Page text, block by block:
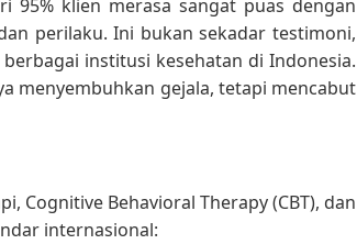
95% klien merasa sangat puas dengan
perilaku. Ini bukan sekadar testimoni,
institusi kesehatan di Indonesia.
menyembuhkan gejala, tetapi mencabut
Cognitive Behavioral Therapy (CBT), dan
internasional: